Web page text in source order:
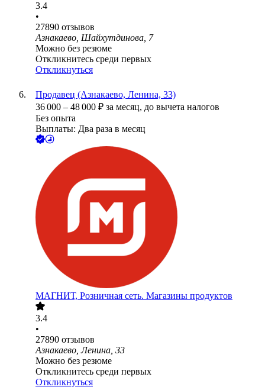
3.4
•
27890 отзывов
Азнакаево, Шайхутдинова, 7
Можно без резюме
Откликнитесь среди первых
Откликнуться
Продавец (Азнакаево, Ленина, 33)
36 000 – 48 000 ₽ за месяц, до вычета налогов
Без опыта
Выплаты: Два раза в месяц
МАГНИТ, Розничная сеть. Магазины продуктов
3.4
•
27890 отзывов
Азнакаево, Ленина, 33
Можно без резюме
Откликнитесь среди первых
Откликнуться